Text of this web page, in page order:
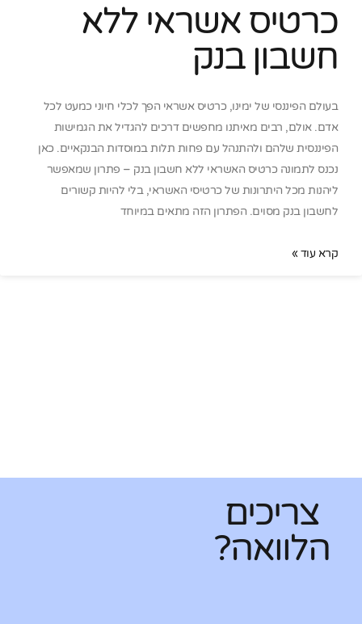
כרטיס אשראי ללא
חשבון בנק
בעולם הפיננסי של ימינו, כרטיס אשראי הפך לכלי חיוני כמעט לכל
אדם. אולם, רבים מאיתנו מחפשים דרכים להגדיל את הגמישות
הפיננסית שלהם ולהתנהל עם פחות תלות במוסדות הבנקאיים. כאן
נכנס לתמונה כרטיס האשראי ללא חשבון בנק – פתרון שמאפשר
ליהנות מכל היתרונות של כרטיסי האשראי, בלי להיות קשורים
לחשבון בנק מסוים. הפתרון הזה מתאים במיוחד
קרא עוד »
צריכים
הלוואה?